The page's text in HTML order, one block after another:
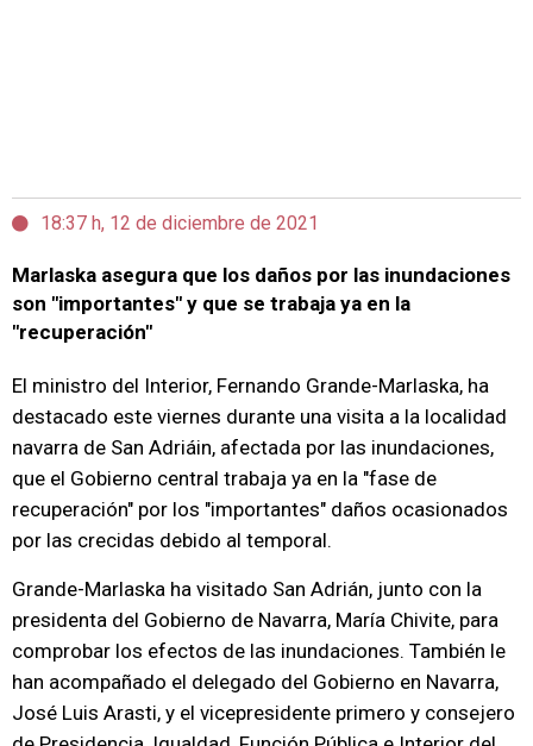
18:37 h, 12 de diciembre de 2021
Marlaska asegura que los daños por las inundaciones
son "importantes" y que se trabaja ya en la
"recuperación"
El ministro del Interior, Fernando Grande-Marlaska, ha
destacado este viernes durante una visita a la localidad
navarra de San Adriáin, afectada por las inundaciones,
que el Gobierno central trabaja ya en la "fase de
recuperación" por los "importantes" daños ocasionados
por las crecidas debido al temporal.
Grande-Marlaska ha visitado San Adrián, junto con la
presidenta del Gobierno de Navarra, María Chivite, para
comprobar los efectos de las inundaciones. También le
han acompañado el delegado del Gobierno en Navarra,
José Luis Arasti, y el vicepresidente primero y consejero